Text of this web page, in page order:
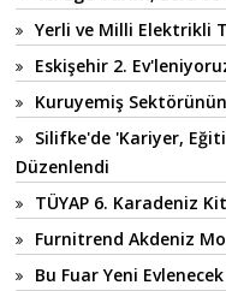
Yerli ve Milli Elektrikli
Eskişehir 2.
Kuruyemiş
Silifke'de 'Kariyer,
Düzenlendi
TÜYAP 6. Karadeniz
Furnitrend Akdeniz
Bu Fuar Yeni